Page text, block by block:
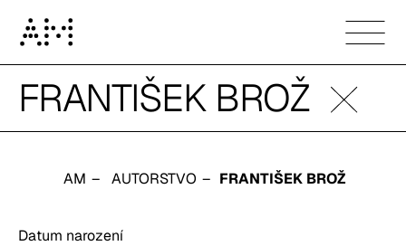
FRANTIŠEK BROŽ
AM AUTORSTVO FRANTIŠEK BROŽ
Datum narození